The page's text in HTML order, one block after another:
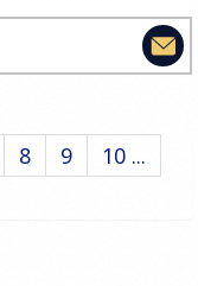
8 9
10 ...